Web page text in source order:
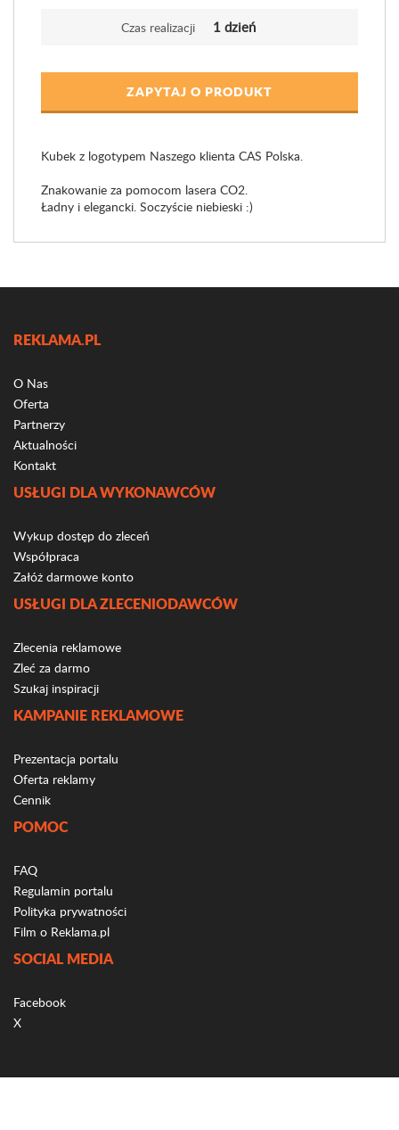
Czas realizacji 1 dzień
ZAPYTAJ O PRODUKT
Kubek z logotypem Naszego klienta CAS Polska.
Znakowanie za pomocom lasera CO2.
Ładny i elegancki. Soczyście niebieski :)
REKLAMA.PL
O Nas
Oferta
Partnerzy
Aktualności
Kontakt
USŁUGI DLA WYKONAWCÓW
Wykup dostęp do zleceń
Współpraca
Załóż darmowe konto
USŁUGI DLA ZLECENIODAWCÓW
Zlecenia reklamowe
Zleć za darmo
Szukaj inspiracji
KAMPANIE REKLAMOWE
Prezentacja portalu
Oferta reklamy
Cennik
POMOC
FAQ
Regulamin portalu
Polityka prywatności
Film o Reklama.pl
SOCIAL MEDIA
Facebook
X